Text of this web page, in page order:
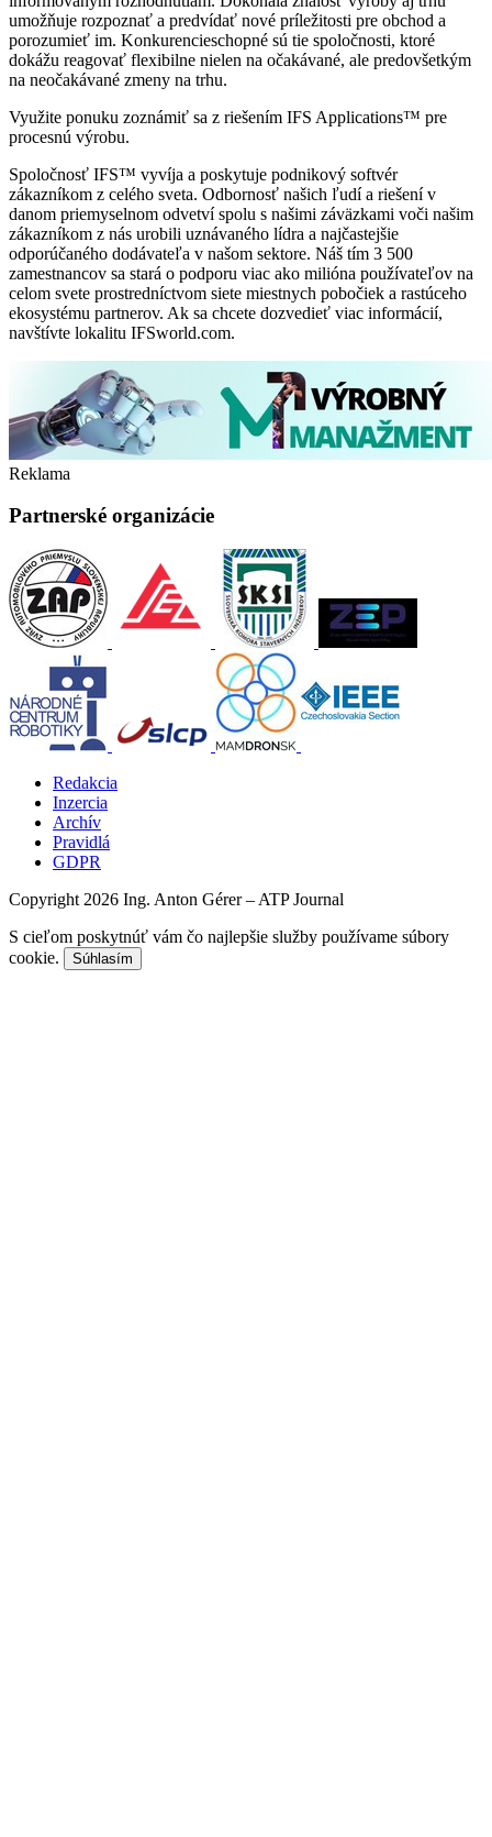
umožňuje rozpoznať a predvídať nové príležitosti pre obchod a
porozumieť im. Konkurencieschopné sú tie spoločnosti, ktoré
dokážu reagovať flexibilne nielen na očakávané, ale predovšetkým
na neočakávané zmeny na trhu.
Využite ponuku zoznámiť sa z riešením IFS Applications™ pre
procesnú výrobu.
Spoločnosť IFS™ vyvíja a poskytuje podnikový softvér
zákazníkom z celého sveta. Odbornosť našich ľudí a riešení v
danom priemyselnom odvetví spolu s našimi záväzkami voči našim
zákazníkom z nás urobili uznávaného lídra a najčastejšie
odporúčaného dodávateľa v našom sektore. Náš tím 3 500
zamestnancov sa stará o podporu viac ako milióna používateľov na
celom svete prostredníctvom siete miestnych pobočiek a rastúceho
ekosystému partnerov. Ak sa chcete dozvedieť viac informácií,
navštívte lokalitu IFSworld.com.
Reklama
Partnerské organizácie
Redakcia
Inzercia
Archív
Pravidlá
GDPR
Copyright 2026 Ing. Anton Gérer – ATP Journal
S cieľom poskytnúť vám čo najlepšie služby používame súbory
cookie.
Súhlasím